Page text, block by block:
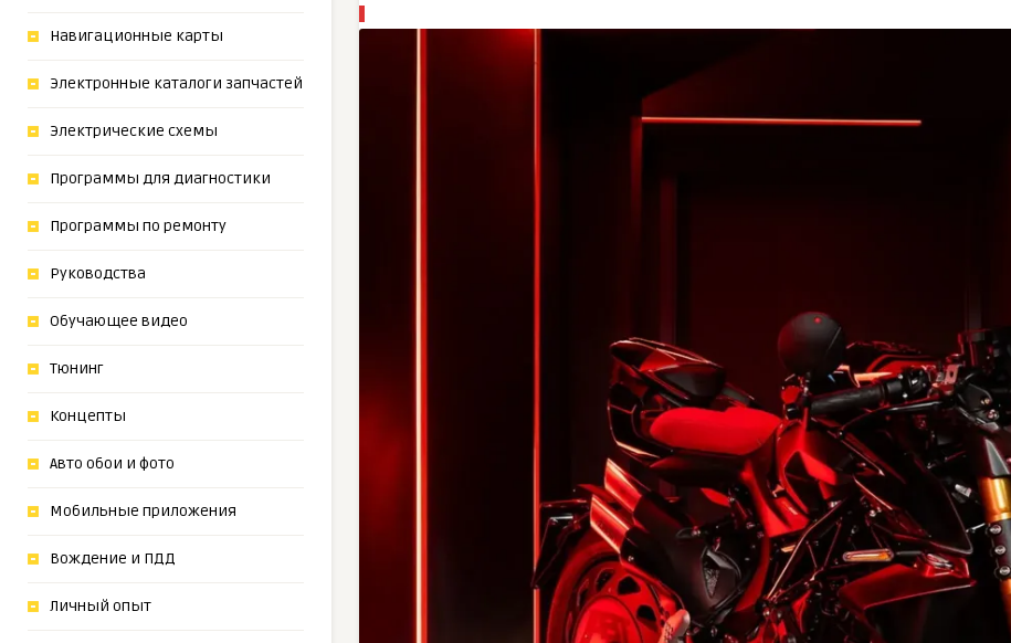
Навигационные карты
Электронные каталоги запчастей
Электрические схемы
Программы для диагностики
Программы по ремонту
Руководства
Обучающее видео
Тюнинг
Концепты
Авто обои и фото
Мобильные приложения
Вождение и ПДД
Личный опыт